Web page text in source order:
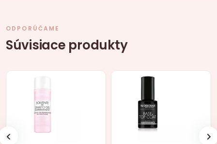
ODPORÚČAME
Súvisiace produkty